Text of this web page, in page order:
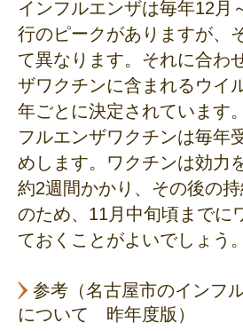
インフルエンザは毎年12月
行のピークがありますが、
て異なります。それに合わ
ザワクチンに含まれるウイ
年ごとに決定されています
フルエンザワクチンは毎年
めします。ワクチンは効力
約2週間かかり、その後の
のため、11月中旬頃までに
ておくことがよいでしょう。
参考（名古屋市のインフ
について 昨年度版）